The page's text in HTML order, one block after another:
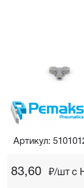
83,60 ₽/шт c
Артикул: